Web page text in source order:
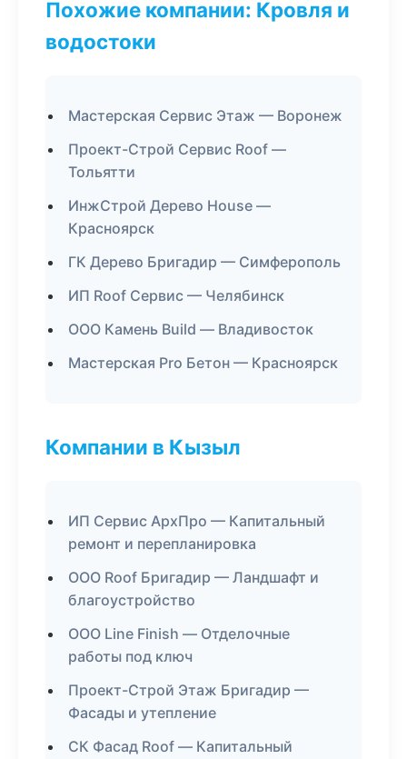
Похожие компании: Кровля и
водостоки
Мастерская Сервис Этаж — Воронеж
Проект-Строй Сервис Roof —
Тольятти
ИнжСтрой Дерево House —
Красноярск
ГК Дерево Бригадир — Симферополь
ИП Roof Сервис — Челябинск
ООО Камень Build — Владивосток
Мастерская Pro Бетон — Красноярск
Компании в Кызыл
ИП Сервис АрхПро — Капитальный
ремонт и перепланировка
ООО Roof Бригадир — Ландшафт и
благоустройство
ООО Line Finish — Отделочные
работы под ключ
Проект-Строй Этаж Бригадир —
Фасады и утепление
СК Фасад Roof — Капитальный